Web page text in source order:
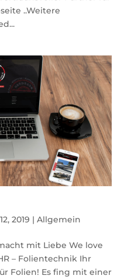
..Weitere
2019 | Allgemein
mit Liebe We love
– Folientechnik Ihr
Folien! Es fing mit einer